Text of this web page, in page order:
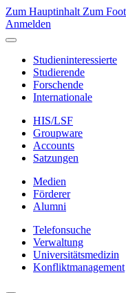
Zum Hauptinhalt Zum
Anmelden
Studieninteressierte
Studierende
Forschende
Internationale
HIS/LSF
Groupware
Accounts
Satzungen
Medien
Förderer
Alumni
Telefonsuche
Verwaltung
Universitätsmedizin
Konfliktmanagement